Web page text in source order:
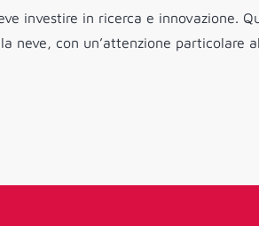
investire in ricerca e innovazione.
neve, con un’attenzione particolare al